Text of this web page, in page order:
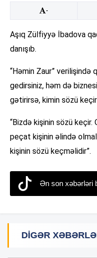
-
Aşıq Zülfiyyə İbadova
danışıb.
“Həmin Zaur” verilişində
gedirsiniz, həm də
gətirirsə, kimin sözü
“Bizdə kişinin sözü
peçat kişinin əlində
kişinin sözü keçməlidir”.
Ən son xəbərləri
DIGƏR